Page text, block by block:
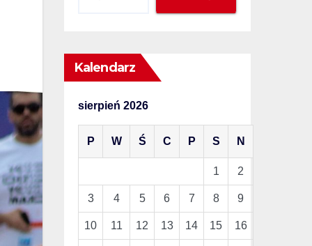
Kalendarz
sierpień 2026
P W Ś C P S N
1 2
3 4 5 6 7 8 9
10 11 12 13 14 15 16